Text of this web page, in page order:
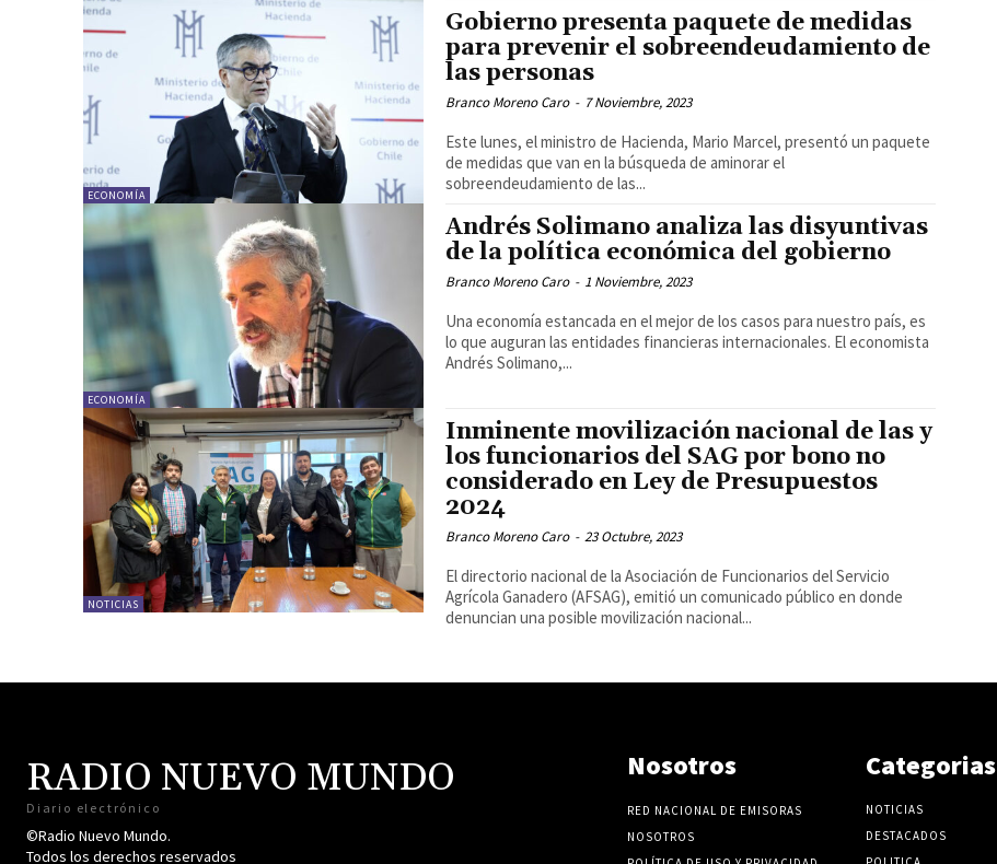
ECONOMÍA
Gobierno presenta paquete de medidas
para prevenir el sobreendeudamiento de
las personas
Branco Moreno Caro - 7 Noviembre, 2023
Este lunes, el ministro de Hacienda, Mario Marcel, presentó un paquete
de medidas que van en la búsqueda de aminorar el
sobreendeudamiento de las...
ECONOMÍA
Andrés Solimano analiza las disyuntivas
de la política económica del gobierno
Branco Moreno Caro - 1 Noviembre, 2023
Una economía estancada en el mejor de los casos para nuestro país, es
lo que auguran las entidades financieras internacionales. El economista
Andrés Solimano,...
NOTICIAS
Inminente movilización nacional de las y
los funcionarios del SAG por bono no
considerado en Ley de Presupuestos
2024
Branco Moreno Caro - 23 Octubre, 2023
El directorio nacional de la Asociación de Funcionarios del Servicio
Agrícola Ganadero (AFSAG), emitió un comunicado público en donde
denuncian una posible movilización nacional...
RADIO NUEVO MUNDO
Diario electrónico
©Radio Nuevo Mundo.
Todos los derechos reservados
Nosotros
RED NACIONAL DE EMISORAS
NOSOTROS
Categorias
NOTICIAS
DESTACADOS